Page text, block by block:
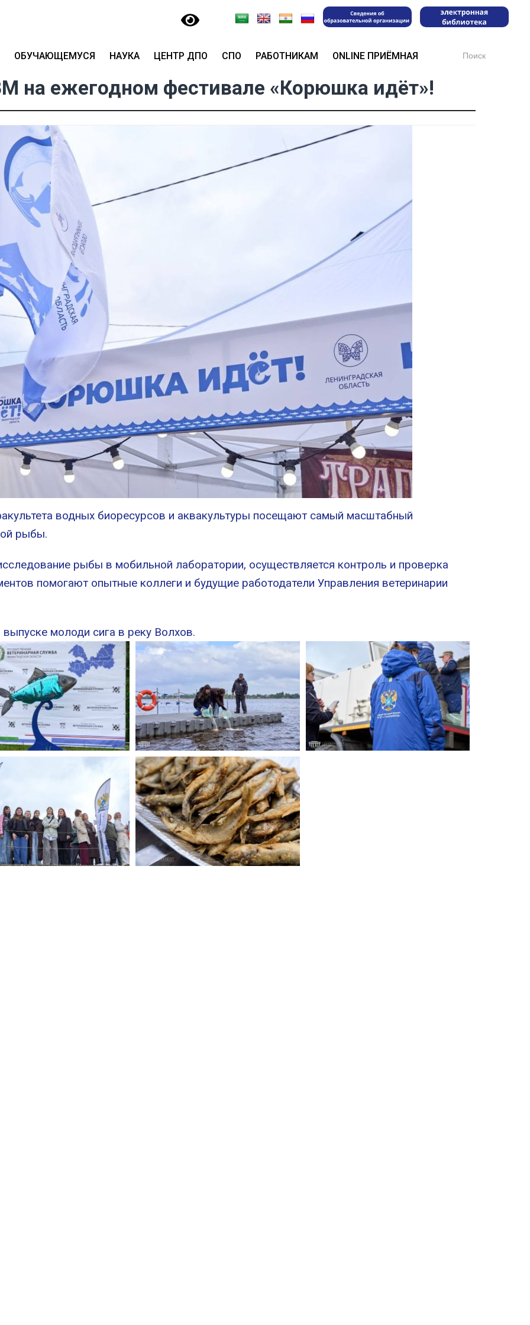
ОБУЧАЮЩЕМУСЯ НАУКА ЦЕНТР ДПО СПО РАБОТНИКАМ ONLINE ПРИЁМНАЯ for:
на ежегодном фестивале «Корюшка идёт»!
водных биоресурсов и аквакультуры посещают самый масштабный
рыбы.
рыбы в мобильной лаборатории, осуществляется контроль и проверка
помогают опытные коллеги и будущие работодатели Управления ветеринарии
молоди сига в реку Волхов.